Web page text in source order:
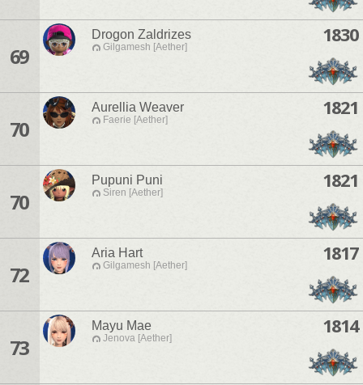
69
Drogon Zaldrizes
Gilgamesh [Aether]
1830
70
Aurellia Weaver
Faerie [Aether]
1821
70
Pupuni Puni
Siren [Aether]
1821
72
Aria Hart
Gilgamesh [Aether]
1817
73
Mayu Mae
Jenova [Aether]
1814